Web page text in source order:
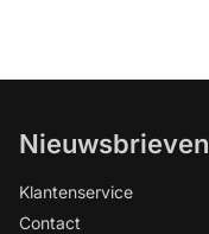
Nieuwsbrieven
Klantenservice
Contact